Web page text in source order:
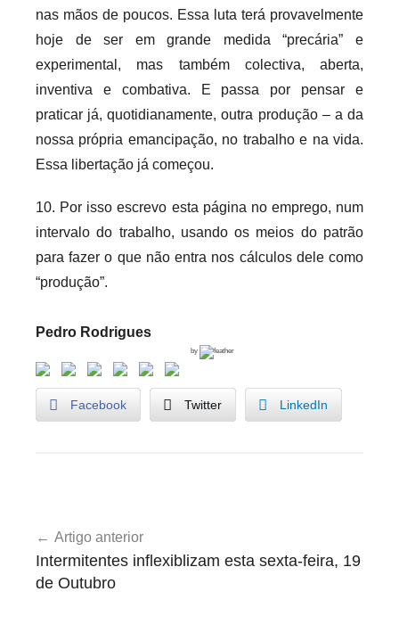
nas mãos de poucos. Essa luta terá provavelmente
hoje de ser em grande medida “precária” e
experimental, mas também colectiva, aberta,
inventiva e combativa. E passa por pensar e
praticar já, quotidianamente, outra produção – a da
nossa própria emancipação, no trabalho e na vida.
Essa libertação já começou.
10. Por isso escrevo esta página no emprego, num
intervalo do trabalho, usando os meios do patrão
para fazer o que não entra nos cálculos dele como
“produção”.
Pedro Rodrigues
by
Facebook Twitter LinkedIn
de
artigos
Artigo anterior
Intermitentes inflexiblizam esta sexta-feira, 19
de Outubro